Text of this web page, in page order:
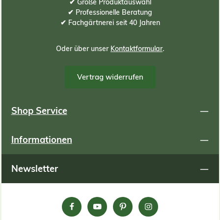
an Substrat zu ermitteln, können Sie folgende Formel
oder Tabelle zur Hilfe nehmen: Berechnungsformel:
(Meter Länge) x (Meter Breite) x (ZENTIMETER
Berechnungsbeispiele: Begrünungsfläche in Meter
✔ Professionelle Beratung
✔ Fachgärtnerei seit 40 Jahren
Oder über unser Kontaktformular.
Vertrag widerrufen
Shop Service
Informationen
Newsletter